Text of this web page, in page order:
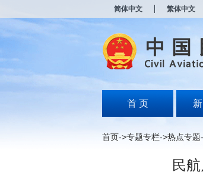
简体中文 繁体中文
首 页
首页->专题专栏->热点专题
民
打
无
障